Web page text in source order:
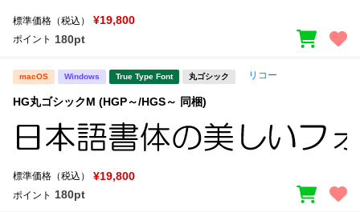
標準価格（税込） ¥19,800
ポイント 180pt
macOS Windows True Type Font 丸ゴシック リコー
HG丸ゴシックM (HGP～/HGS～ 同梱)
標準価格（税込） ¥19,800
ポイント 180pt